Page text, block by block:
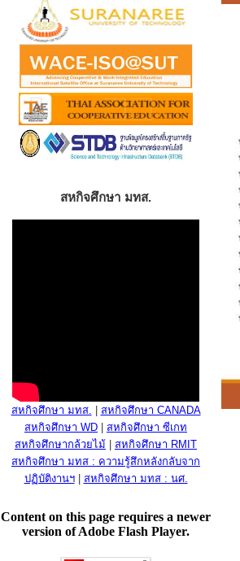
สหกิจศึกษา มทส.
สหกิจศึกษา มทส.
สหกิจศึกษา CANADA
สหกิจศึกษา WD
สหกิจศึกษา ซีเกท
สหกิจศึกษากล้วยไม้
สหกิจศึกษา RMIT
สหกิจศึกษา มทส : ความรู้สึกหลังกลับจาก
ปฏิบัติงานฯ| สหกิจศึกษา มทส : นศ.
Content on this page requires a newer
version of Adobe Flash Player.